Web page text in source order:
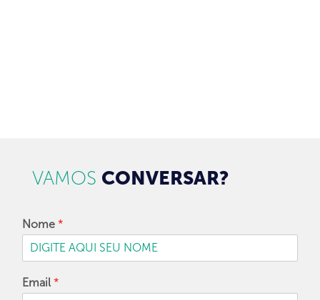
VAMOS CONVERSAR?
Nome *
Email *